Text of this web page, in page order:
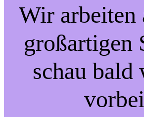
Wir arbeiten
großartigen
schau bald